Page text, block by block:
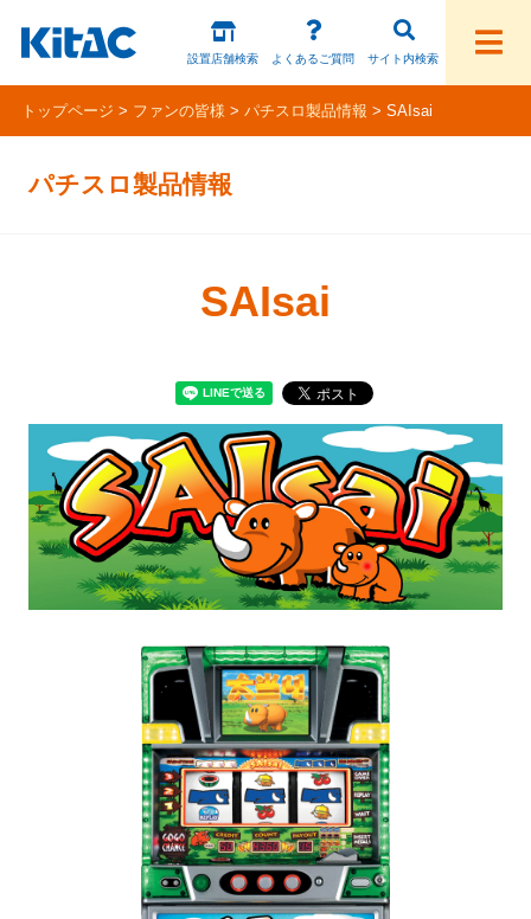
設置店舗検索 よくあるご質問 サイト内検索
ホール様向け製品
パチスロ検定情報
ボルフォースシリーズ
ホールコンオプション
GOGO! Wi-Fiシリーズ
キタッククラウドシリーズ
周辺機器
北電子製品販売ネットワーク
システムサポート
スペシャルコンテンツ
トップページ ファンの皆様 パチスロ製品情報 SAIsai
パチスロ製品情報
SAIsai